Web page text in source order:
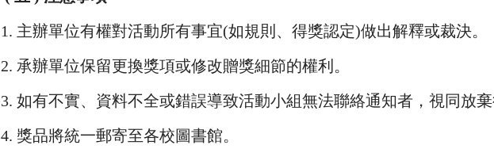
1. 主辦單位有權對活動所有事宜(如規則、得獎認定)做出解釋或裁決。
2. 承辦單位保留更換獎項或修改贈獎細節的權利。
3. 如有不實、資料不全或錯誤導致活動小組無法聯絡通知者，視同放棄
4. 獎品將統一郵寄至各校圖書館。